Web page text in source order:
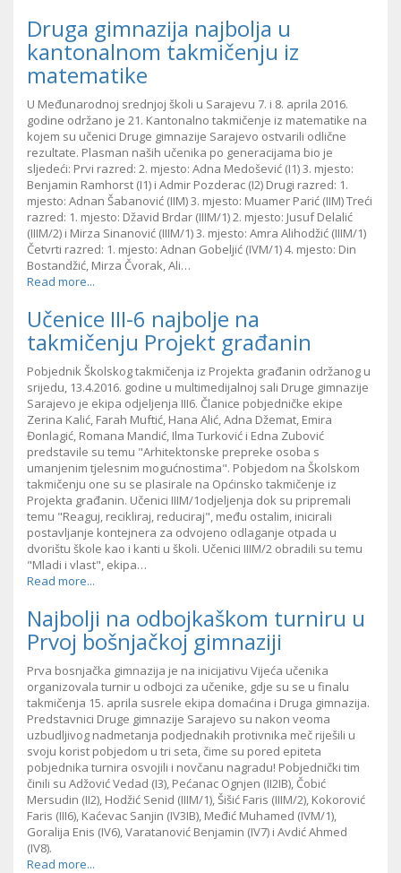
Druga gimnazija najbolja u
kantonalnom takmičenju iz
matematike
U Međunarodnoj srednjoj školi u Sarajevu 7. i 8. aprila 2016.
godine održano je 21. Kantonalno takmičenje iz matematike na
kojem su učenici Druge gimnazije Sarajevo ostvarili odlične
rezultate. Plasman naših učenika po generacijama bio je
sljedeći: Prvi razred: 2. mjesto: Adna Medošević (I1) 3. mjesto:
Benjamin Ramhorst (I1) i Admir Pozderac (I2) Drugi razred: 1.
mjesto: Adnan Šabanović (IIM) 3. mjesto: Muamer Parić (IIM) Treći
razred: 1. mjesto: Džavid Brdar (IIIM/1) 2. mjesto: Jusuf Delalić
(IIIM/2) i Mirza Sinanović (IIIM/1) 3. mjesto: Amra Alihodžić (IIIM/1)
Četvrti razred: 1. mjesto: Adnan Gobeljić (IVM/1) 4. mjesto: Din
Bostandžić, Mirza Čvorak, Ali…
Read more...
Učenice III-6 najbolje na
takmičenju Projekt građanin
Pobjednik Školskog takmičenja iz Projekta građanin održanog u
srijedu, 13.4.2016. godine u multimedijalnoj sali Druge gimnazije
Sarajevo je ekipa odjeljenja III6. Članice pobjedničke ekipe
Zerina Kalić, Farah Muftić, Hana Alić, Adna Džemat, Emira
Đonlagić, Romana Mandić, Ilma Turković i Edna Zubović
predstavile su temu "Arhitektonske prepreke osoba s
umanjenim tjelesnim mogućnostima". Pobjedom na Školskom
takmičenju one su se plasirale na Općinsko takmičenje iz
Projekta građanin. Učenici IIIM/1odjeljenja dok su pripremali
temu "Reaguj, recikliraj, reduciraj", među ostalim, inicirali
postavljanje kontejnera za odvojeno odlaganje otpada u
dvorištu škole kao i kanti u školi. Učenici IIIM/2 obradili su temu
"Mladi i vlast", ekipa…
Read more...
Najbolji na odbojkaškom turniru u
Prvoj bošnjačkoj gimnaziji
Prva bosnjačka gimnazija je na inicijativu Vijeća učenika
organizovala turnir u odbojci za učenike, gdje su se u finalu
takmičenja 15. aprila susrele ekipa domaćina i Druga gimnazija.
Predstavnici Druge gimnazije Sarajevo su nakon veoma
uzbudljivog nadmetanja podjednakih protivnika meč riješili u
svoju korist pobjedom u tri seta, čime su pored epiteta
pobjednika turnira osvojili i novčanu nagradu! Pobjednički tim
činili su Adžović Vedad (I3), Pećanac Ognjen (II2IB), Čobić
Mersudin (II2), Hodžić Senid (IIIM/1), Šišić Faris (IIIM/2), Kokorović
Faris (III6), Kaćevac Sanjin (IV3IB), Međić Muhamed (IVM/1),
Goralija Enis (IV6), Varatanović Benjamin (IV7) i Avdić Ahmed
(IV8).
Read more...